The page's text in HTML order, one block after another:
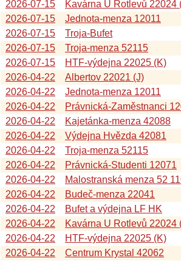
2026-07-15
Kavárna U Rotlevů 22024
2026-07-15
Jednota-menza 12011
2026-07-15
Troja-Bufet
2026-07-15
Troja-menza 52115
2026-07-15
HTF-výdejna 22025 (K)
2026-04-22
Albertov 22021 (J)
2026-04-22
Jednota-menza 12011
2026-04-22
Právnická-Zaměstnanci
2026-04-22
Kajetánka-menza 42088
2026-04-22
Výdejna Hvězda 42081
2026-04-22
Troja-menza 52115
2026-04-22
Právnická-Studenti 12071
2026-04-22
Malostranská menza 52
2026-04-22
Budeč-menza 22041
2026-04-22
Bufet a výdejna LF HK
2026-04-22
Kavárna U Rotlevů 22024
2026-04-22
HTF-výdejna 22025 (K)
2026-04-22
Centrum Krystal 42062